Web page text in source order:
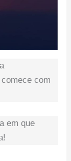
com
em que